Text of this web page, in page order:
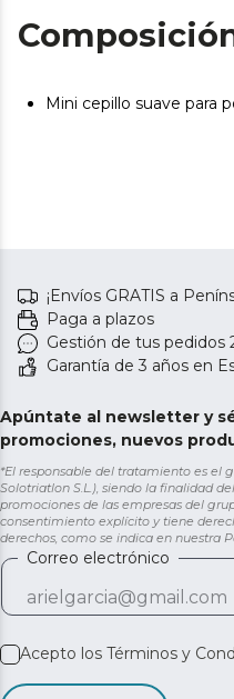
Mini cepillo suave para
¡Envíos GRATIS a
Paga a plazos
Gestión de tus pedidos
Garantía de 3 años en
Apúntate al newsletter y
promociones, nuevos
*El responsable del tratamiento es el
Solotriatlon S.L.), siendo la finalidad
promociones de las empresas del
consentimiento explícito y tiene
derechos, como se indica en nuestra
Correo electrónico
Acepto los Términos y